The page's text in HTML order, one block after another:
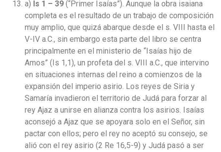
a) Is 1 – 39 (“Primer Isaías”). Aunque la obra isaiana
completa es el resultado de un trabajo de composición
muy amplio, que quizá abarque desde el s. VIII hasta el
V-IV a.C., sin embargo esta parte del libro se centra
principalmente en el ministerio de “Isaías hijo de
Amos” (Is 1,1), un profeta del s. VIII a.C., que intervino
en situaciones internas del reino a comienzos de la
expansión del imperio asirio. Los reyes de Siria y
Samaría invadieron el territorio de Judá para forzar al
rey Ajaz a unirse en alianza contra los asirios. Isaías
aconsejó a Ajaz que se apoyara solo en el Señor, sin
pactar con ellos; pero el rey no aceptó su consejo, se
alió con el rey asirio (2 Re 16,5-9) y Judá pasó a ser